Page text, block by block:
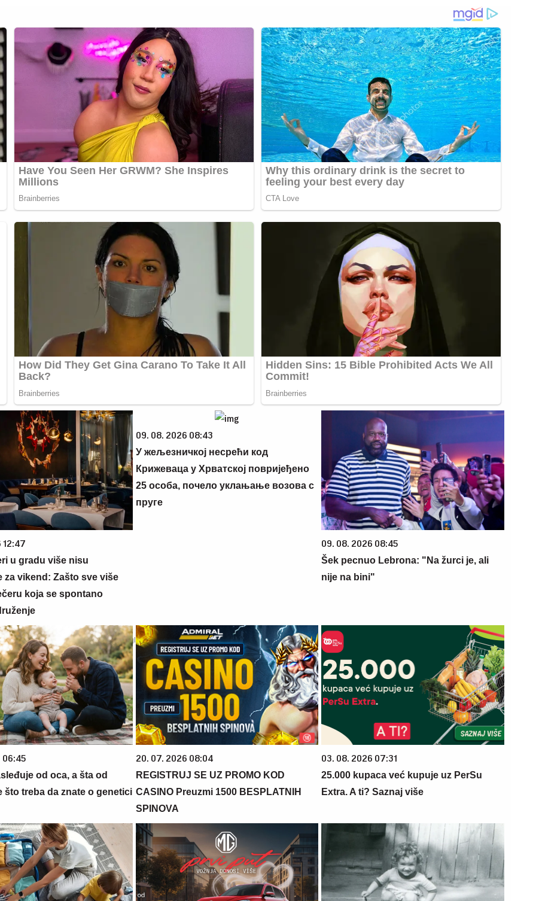
12:47
u gradu više nisu
za vikend: Zašto sve više
koja se spontano
09. 08. 2026 08:43
У жељезничкој несрећи код
Крижеваца у Хрватској повријеђено
25 особа, почело уклањање возова с
пруге
09. 08. 2026 08:45
Šek pecnuo Lebrona: "Na žurci je, ali
nije na bini"
06:45
od oca, a šta od
što treba da znate o genetici
20. 07. 2026 08:04
REGISTRUJ SE UZ PROMO KOD
CASINO Preuzmi 1500 BESPLATNIH
SPINOVA
03. 08. 2026 07:31
25.000 kupaca već kupuje uz PerSu
Extra. A ti? Saznaj više